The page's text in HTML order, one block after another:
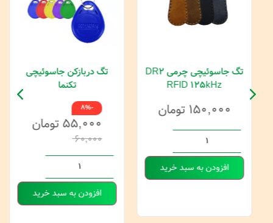
تگ جاسوئیچی چرمی DR2
RFID 125kHz
۱۵۰,۰۰۰تومان
افزودن به سبد خرید
تگ دربازکن جاسوئیچی
تکنما
۶۰,۰۰۰
۵۵,۰۰۰تومان
افزودن به سبد خرید